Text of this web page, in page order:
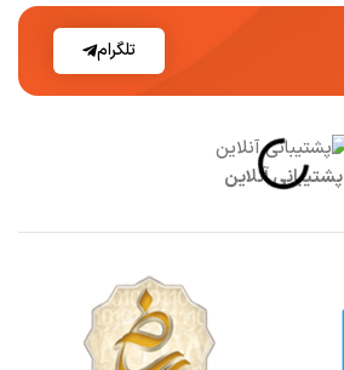
تلگرام
پشتیبانی آنلاین